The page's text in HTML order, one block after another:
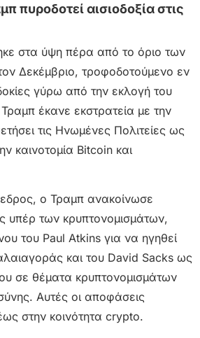
πυροδοτεί αισιοδοξία στις
στα ύψη πέρα ​​από το όριο των
Δεκέμβριο, τροφοδοτούμενο εν
γύρω από την εκλογή του
έκανε εκστρατεία με την
τις Ηνωμένες Πολιτείες ως
καινοτομία Bitcoin και
ο Τραμπ ανακοίνωσε
υπέρ των κρυπτονομισμάτων,
του Paul Atkins για να ηγηθεί
και του David Sacks ως
σε θέματα κρυπτονομισμάτων
Αυτές οι αποφάσεις
στην κοινότητα crypto.